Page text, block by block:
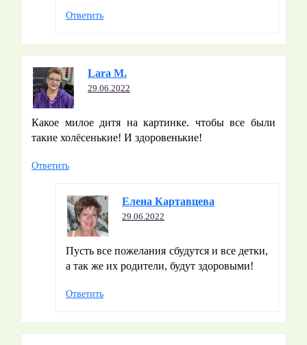
Ответить
Lara M.
29.06.2022
Какое милое дитя на картинке. чтобы все были
такие холёсенькие! И здоровенькие!
Ответить
Елена Картавцева
29.06.2022
Пусть все пожелания сбудутся и все детки,
а так же их родители, будут здоровыми!
Ответить